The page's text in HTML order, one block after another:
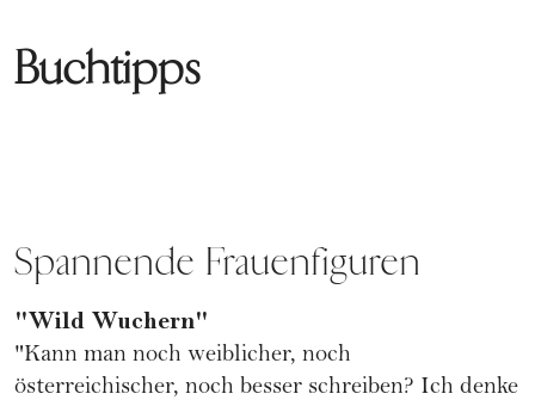
Buchtipps
Spannende Frauenfiguren
"Wild Wuchern"
"Kann man noch weiblicher, noch
österreichischer, noch besser schreiben? Ich denke